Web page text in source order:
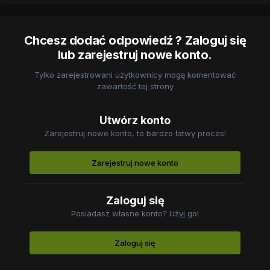
Chcesz dodać odpowiedź ? Zaloguj się
lub zarejestruj nowe konto.
Tylko zarejestrowani użytkownicy mogą komentować
zawartość tej strony
Utwórz konto
Zarejestruj nowe konto, to bardzo łatwy proces!
Zarejestruj nowe konto
Zaloguj się
Posiadasz własne konto? Użyj go!
Zaloguj się